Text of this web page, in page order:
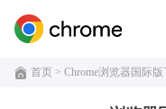
首页 > Chrome浏览器国际